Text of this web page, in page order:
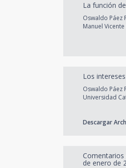
La función
Oswaldo Páez
Manuel
Los
Oswaldo Páez
Universidad
Descargar
Comentarios
de enero de